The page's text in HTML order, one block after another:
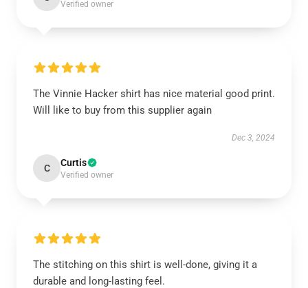
Verified owner
The Vinnie Hacker shirt has nice material good print.
Will like to buy from this supplier again
Dec 3, 2024
C Curtis
Verified owner
The stitching on this shirt is well-done, giving it a
durable and long-lasting feel.